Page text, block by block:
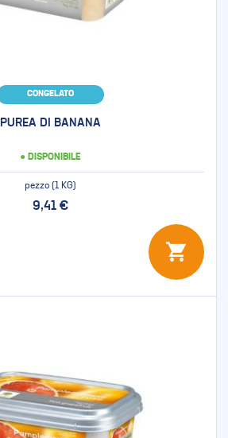
CONGELATO
PUREA DI BANANA
● DISPONIBILE
pezzo (1 KG)
9,41 €